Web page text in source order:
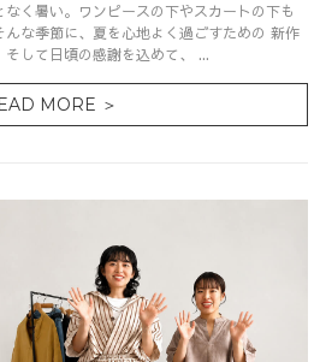
く暑い。ワンピースの下やスカートの下も
アイテムが販売スタートです♪ そして日頃の感謝を込めて、 ...
MORE ＞